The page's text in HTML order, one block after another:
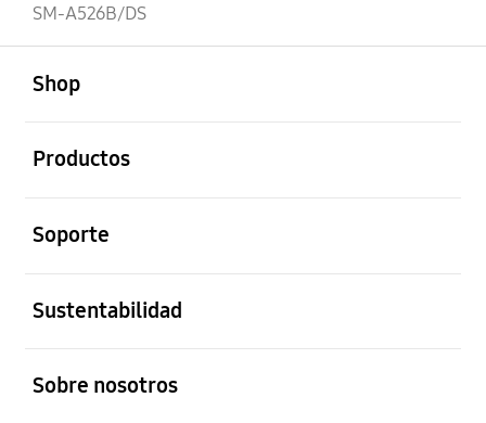
SM-A526B/DS
Shop
Productos
Soporte
Sustentabilidad
Sobre nosotros